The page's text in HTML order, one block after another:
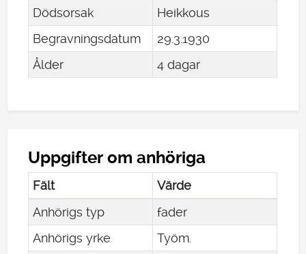
Dödsorsak
Heikkous
Begravningsdatum
29 31930
Ålder
4 dagar
Uppgifter om anhöriga
Fält
Värde
Anhörigs typ
fader
Anhörigs yrke
Työm.